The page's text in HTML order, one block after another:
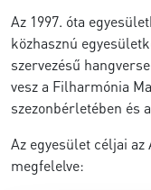
Az 1997. óta
közhasznú
szervezésű
vesz a Filharmónia
szezonbérletében és
Az egyesület céljai
megfelelve: